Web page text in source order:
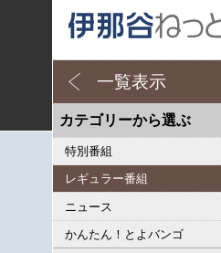
一覧表示
カテゴリーから選ぶ
特別番組
レギュラー番組
ニュース
かんたん！とよバンゴ